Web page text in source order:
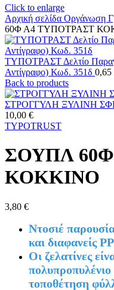
Click to enlarge
Αρχική σελίδα Οργάνωση
60Φ Α4 ΤΥΠΟΤΡΑΣΤ
ΤΥΠΟΤΡΑΣΤ Δελτίο
Αντίγραφο) Κωδ. 351δ 0,65
Back to products
ΣΤΡΟΓΓΥΛΗ ΞΥΛΙΝΗ
10,00 €
TYPOTRUST
ΣΟΥΠΛ
ΚΟΚΚΙΝΟ
3,80 €
Ντοσιέ
και διαφανείς
Οι ζελατίνες
πολυπροπυλένιο
τοποθέτηση